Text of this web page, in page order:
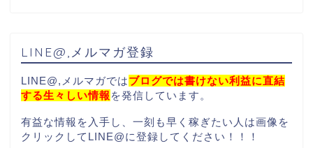
LINE@,メルマガ登録
LINE@,メルマガではブログでは書けない利益に直結
する生々しい情報 を発信しています。
有益な情報を入手し、一刻も早く稼ぎたい人は画像を
クリックしてLINE@に登録してください！！！